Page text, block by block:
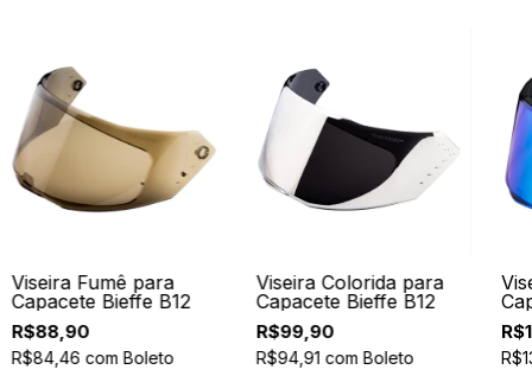
Viseira Fumê para
Capacete Bieffe B12
R$88,90
R$84,46 com Boleto
Viseira Colorida para
Capacete Bieffe B12
R$99,90
R$94,91 com Boleto